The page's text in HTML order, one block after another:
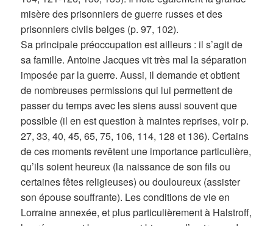
misère des prisonniers de guerre russes et des
prisonniers civils belges (p. 97, 102).
Sa principale préoccupation est ailleurs : il s’agit de
sa famille. Antoine Jacques vit très mal la séparation
imposée par la guerre. Aussi, il demande et obtient
de nombreuses permissions qui lui permettent de
passer du temps avec les siens aussi souvent que
possible (il en est question à maintes reprises, voir p.
27, 33, 40, 45, 65, 75, 106, 114, 128 et 136). Certains
de ces moments revêtent une importance particulière,
qu’ils soient heureux (la naissance de son fils ou
certaines fêtes religieuses) ou douloureux (assister
son épouse souffrante). Les conditions de vie en
Lorraine annexée, et plus particulièrement à Halstroff,